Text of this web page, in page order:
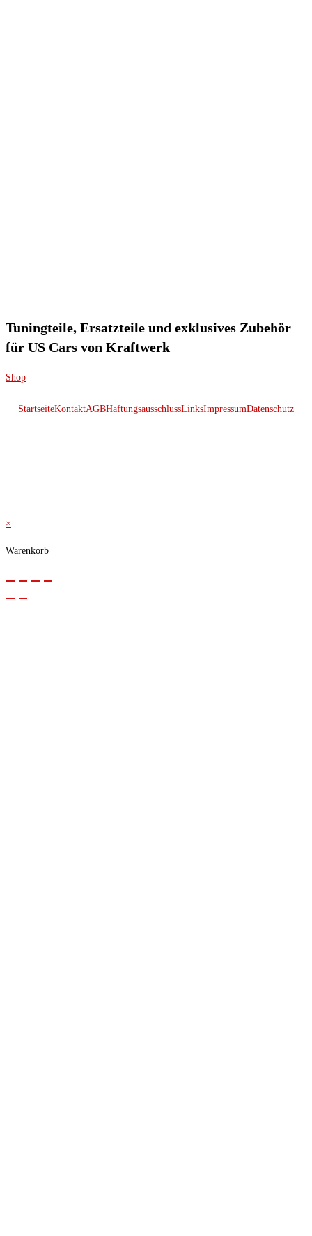
Tuningteile, Ersatzteile und exklusives Zubehör
für US Cars von Kraftwerk
Shop
StartseiteKontaktAGBHaftungsausschlussLinksImpressumDatenschutz
×
Warenkorb